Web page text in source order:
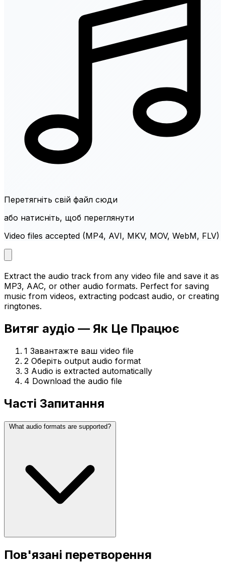
Перетягніть свій файл сюди
або натисніть, щоб переглянути
Video files accepted (MP4, AVI, MKV, MOV, WebM, FLV)
Extract the audio track from any video file and save it as
MP3, AAC, or other audio formats. Perfect for saving
music from videos, extracting podcast audio, or creating
ringtones.
Витяг аудіо — Як Це Працює
1 Завантажте ваш video file
2 Оберіть output audio format
3 Audio is extracted automatically
4 Download the audio file
Часті Запитання
What audio formats are supported?
Пов'язані перетворення